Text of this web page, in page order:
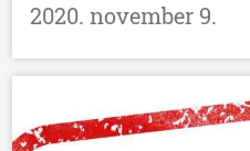
2020. november 9.